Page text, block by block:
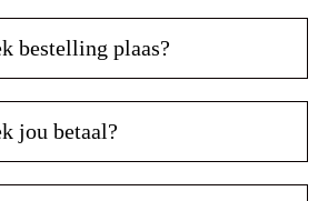
bestelling plaas?
jou betaal?